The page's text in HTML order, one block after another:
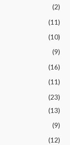
(2)
(11)
(10)
(9)
(16)
(11)
(23)
(13)
(9)
(12)